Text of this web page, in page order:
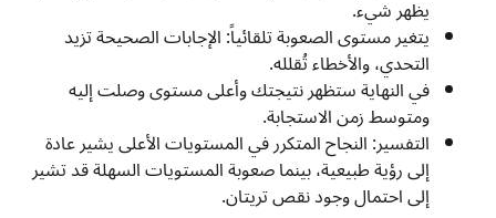
يظهر شيء.
يتغير مستوى الصعوبة تلقائياً: الإجابات الصحيحة تزيد
التحدي، والأخطاء تُقلله.
في النهاية ستظهر نتيجتك وأعلى مستوى وصلت إليه
ومتوسط زمن الاستجابة.
التفسير: النجاح المتكرر في المستويات الأعلى يشير عادة
إلى رؤية طبيعية، بينما صعوبة المستويات السهلة قد تشير
إلى احتمال وجود نقص تريتان.